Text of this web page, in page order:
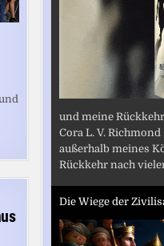
und meine
Cora L. V.
außerhalb meines
Rückkehr nach
Die Wiege der